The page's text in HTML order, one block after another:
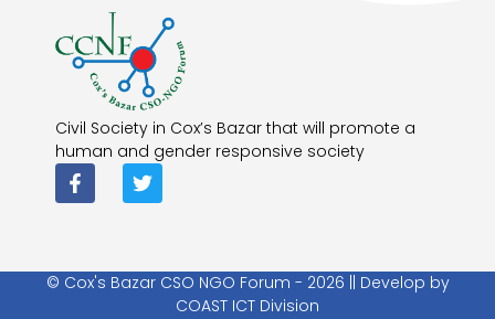
Civil Society in Cox’s Bazar that will promote a
human and gender responsive society
© Cox's Bazar CSO NGO Forum - 2026 || Develop by
COAST ICT Division